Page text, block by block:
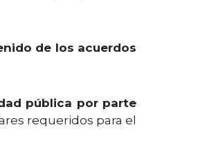
de los acuerdos
pública por parte
requeridos para el